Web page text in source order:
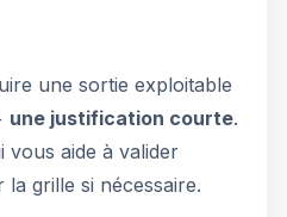
une sortie exploitable
une justification courte.
vous aide à valider
la grille si nécessaire.